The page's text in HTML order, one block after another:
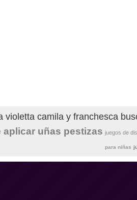
violetta camila y franchesca
aplicar uñas pestizas juegos de
para niñas